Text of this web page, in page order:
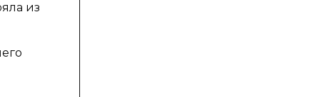
из